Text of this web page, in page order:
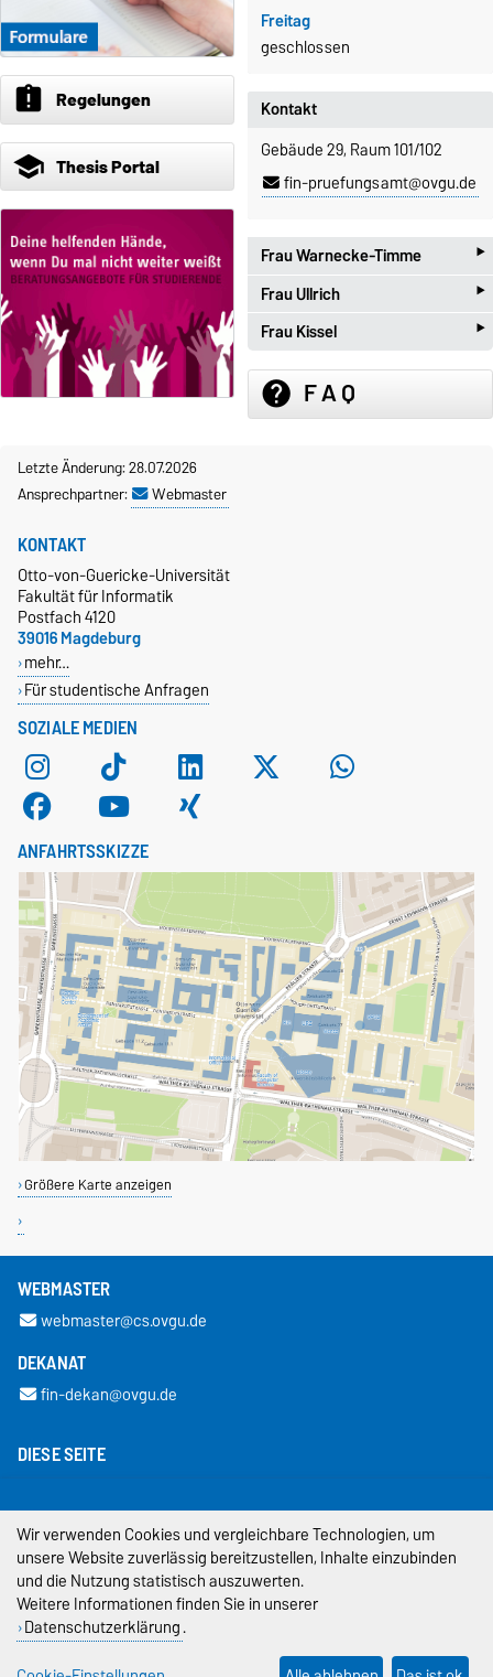
school Thesis Portal
assignment_late Regelungen
Freitag
geschlossen
Kontakt
Gebäude 29, Raum 101/102
fin-pruefungsamt@ovgu.de
Frau Warnecke-Timme ‣
Frau Ullrich ‣
Frau Kissel ‣
help F A Q
Letzte Änderung: 28.07.2026
Ansprechpartner:
Webmaster
SOZIALE MEDIEN
KONTAKT
Otto-von-Guericke-Universität
Fakultät für Informatik
Postfach 4120
39016 Magdeburg
mehr…
Für studentische Anfragen
ANFAHRTSSKIZZE
Größere Karte anzeigen
WEBMASTER
webmaster@cs.ovgu.de
DEKANAT
fin-dekan@ovgu.de
DIESE SEITE
Impressum
Datenschutz
Cookie-Einstellungen
Wir verwenden Cookies und vergleichbare Technologien, um
unsere Website zuverlässig bereitzustellen, Inhalte einzubinden
und die Nutzung statistisch auszuwerten.
Weitere Informationen finden Sie in unserer
Datenschutzerklärung.